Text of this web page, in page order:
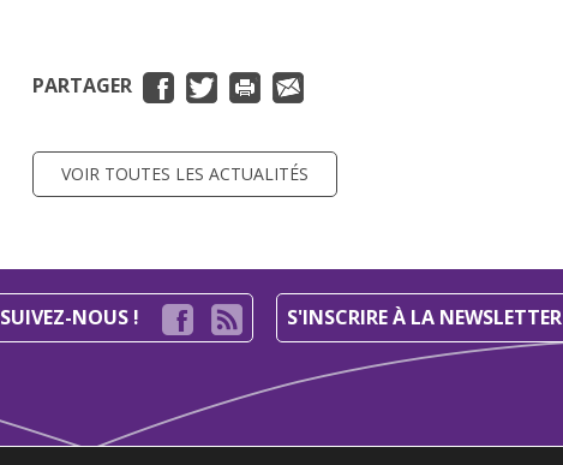
PARTAGER
VOIR TOUTES LES ACTUALITÉS
SUIVEZ-NOUS ! S'INSCRIRE À LA NEWSLETTER